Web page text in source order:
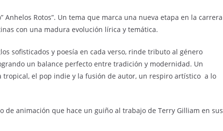
Anhelos Rotos”. Un tema que marca una nueva etapa en la carrera
con una madura evolución lírica y temática.
sofisticados y poesía en cada verso, rinde tributo al género
un balance perfecto entre tradición y modernidad. Un
el pop indie y la fusión de autor, un respiro artístico a lo
de animación que hace un guiño al trabajo de Terry Gilliam en sus